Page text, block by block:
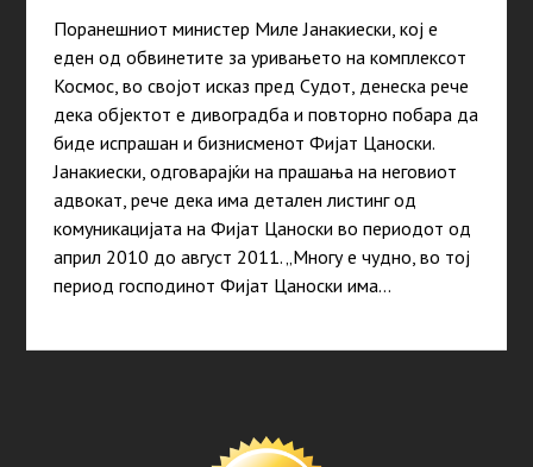
Поранешниот министер Миле Јанакиески, кој е
еден од обвинетите за уривањето на комплексот
Космос, во својот исказ пред Судот, денеска рече
дека објектот е дивоградба и повторно побара да
биде испрашан и бизнисменот Фијат Цаноски.
Јанакиески, одговарајќи на прашања на неговиот
адвокат, рече дека има детален листинг од
комуникацијата на Фијат Цаноски во периодот од
април 2010 до август 2011. „Многу е чудно, во тој
период господинот Фијат Цаноски има…